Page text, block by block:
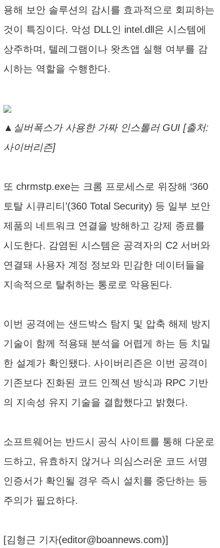
용해 보안 솔루션의 감시를 효과적으로 회피하는
것이 특징이다. 악성 DLL인 intel.dll은 시스템에
상주하며, 텔레그램이나 왓츠앱 실행 여부를 감
시하는 역할을 수행한다.
▲실버폭스가 사용한 가짜 인스톨러 GUI [출처:
사이버리즌]
또 chrmstp.exe는 크롬 프로세스로 위장해 ‘360
토탈 시큐리티’(360 Total Security) 등 일부 보안
제품의 네트워크 연결을 방해하고 강제 종료를
시도한다. 감염된 시스템은 공격자의 C2 서버와
연결돼 사용자 계정 정보와 민감한 데이터들을
지속적으로 탈취하는 통로로 악용된다.
이번 공격에는 샌드박스 탐지 및 압축 해제 방지
기술이 함께 적용돼 분석을 어렵게 하는 등 치밀
한 설계가 확인됐다. 사이버리즌은 이번 공격이
기존보다 진화된 코드 인젝션 방식과 RPC 기반
의 지속성 유지 기술을 결합했다고 밝혔다.
소프트웨어는 반드시 공식 사이트를 통해 다운로
드하고, 유효하지 않거나 의심스러운 코드 서명
인증서가 확인될 경우 즉시 설치를 중단하는 등
주의가 필요하다.
[김형근 기자(editor@boannews.com)]